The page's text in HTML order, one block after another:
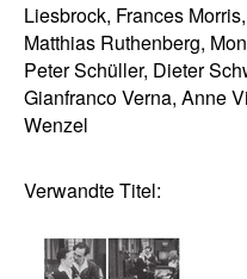
Liesbrock, Frances
Matthias Ruthenberg,
Peter Schüller, Dieter
Gianfranco Verna, Anne
Wenzel
Verwandte Titel: